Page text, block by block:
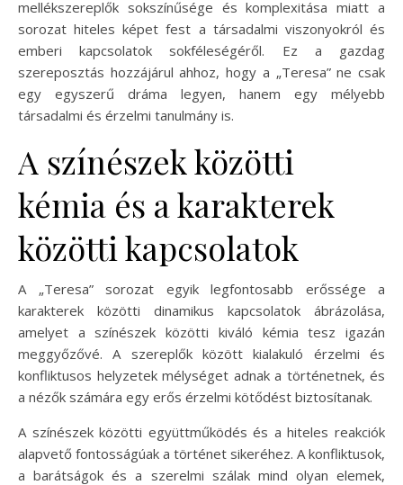
mellékszereplők sokszínűsége és komplexitása miatt a
sorozat hiteles képet fest a társadalmi viszonyokról és
emberi kapcsolatok sokféleségéről. Ez a gazdag
szereposztás hozzájárul ahhoz, hogy a „Teresa” ne csak
egy egyszerű dráma legyen, hanem egy mélyebb
társadalmi és érzelmi tanulmány is.
A színészek közötti
kémia és a karakterek
közötti kapcsolatok
A „Teresa” sorozat egyik legfontosabb erőssége a
karakterek közötti dinamikus kapcsolatok ábrázolása,
amelyet a színészek közötti kiváló kémia tesz igazán
meggyőzővé. A szereplők között kialakuló érzelmi és
konfliktusos helyzetek mélységet adnak a történetnek, és
a nézők számára egy erős érzelmi kötődést biztosítanak.
A színészek közötti együttműködés és a hiteles reakciók
alapvető fontosságúak a történet sikeréhez. A konfliktusok,
a barátságok és a szerelmi szálak mind olyan elemek,